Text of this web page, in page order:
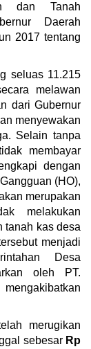
dan Tanah
Daerah
2017 tentang
seluas 11.215
melawan
dari Gubernur
menyewakan
Selain tanpa
membayar
dengan
(HO),
merupakan
melakukan
tanah kas desa
menjadi
Desa
oleh PT.
merugikan
sebesar Rp